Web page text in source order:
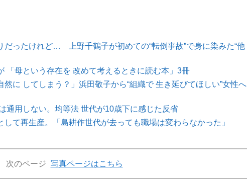
だったけれど… 上野千鶴子が初めての“転倒事故”で身に染みた“他
「母という存在を 改めて考えるときに読む本」3冊
然に してしまう？」浜田敬子から“組織で 生き延びてほしい”女性へ
通用しない。均等法 世代が10歳下に感じた反省
して再生産。「島耕作世代が去っても職場は変わらなかった」
次のページ 写真ページはこちら